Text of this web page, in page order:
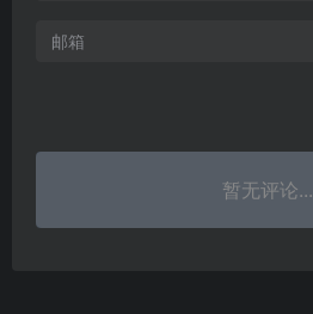
暂无评论...